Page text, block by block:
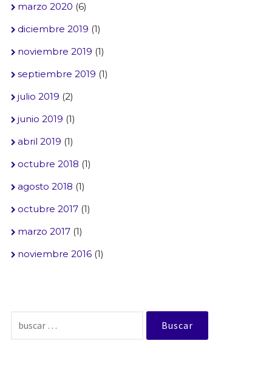
marzo 2020 (6)
diciembre 2019 (1)
noviembre 2019 (1)
septiembre 2019 (1)
julio 2019 (2)
junio 2019 (1)
abril 2019 (1)
octubre 2018 (1)
agosto 2018 (1)
octubre 2017(1)
marzo 2017(1)
noviembre 2016(1)